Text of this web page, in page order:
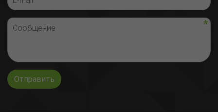
Отправить